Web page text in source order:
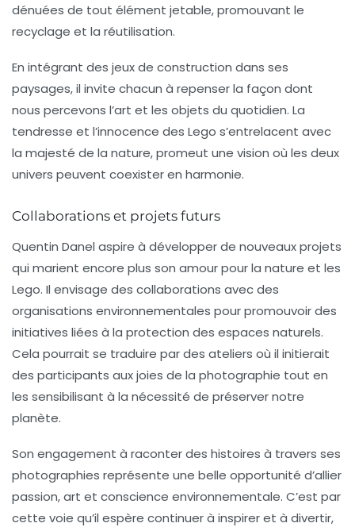
dénuées de tout élément jetable, promouvant le
recyclage et la réutilisation.
En intégrant des jeux de construction dans ses
paysages, il invite chacun à repenser la façon dont
nous percevons l’art et les objets du quotidien. La
tendresse et l’innocence des Lego s’entrelacent avec
la majesté de la nature, promeut une vision où les deux
univers peuvent coexister en harmonie.
Collaborations et projets futurs
Quentin Danel aspire à développer de nouveaux projets
qui marient encore plus son amour pour la nature et les
Lego. Il envisage des collaborations avec des
organisations environnementales pour promouvoir des
initiatives liées à la protection des espaces naturels.
Cela pourrait se traduire par des ateliers où il initierait
des participants aux joies de la photographie tout en
les sensibilisant à la nécessité de préserver notre
planète.
Son engagement à raconter des histoires à travers ses
photographies représente une belle opportunité d’allier
passion, art et conscience environnementale. C’est par
cette voie qu’il espère continuer à inspirer et à divertir,